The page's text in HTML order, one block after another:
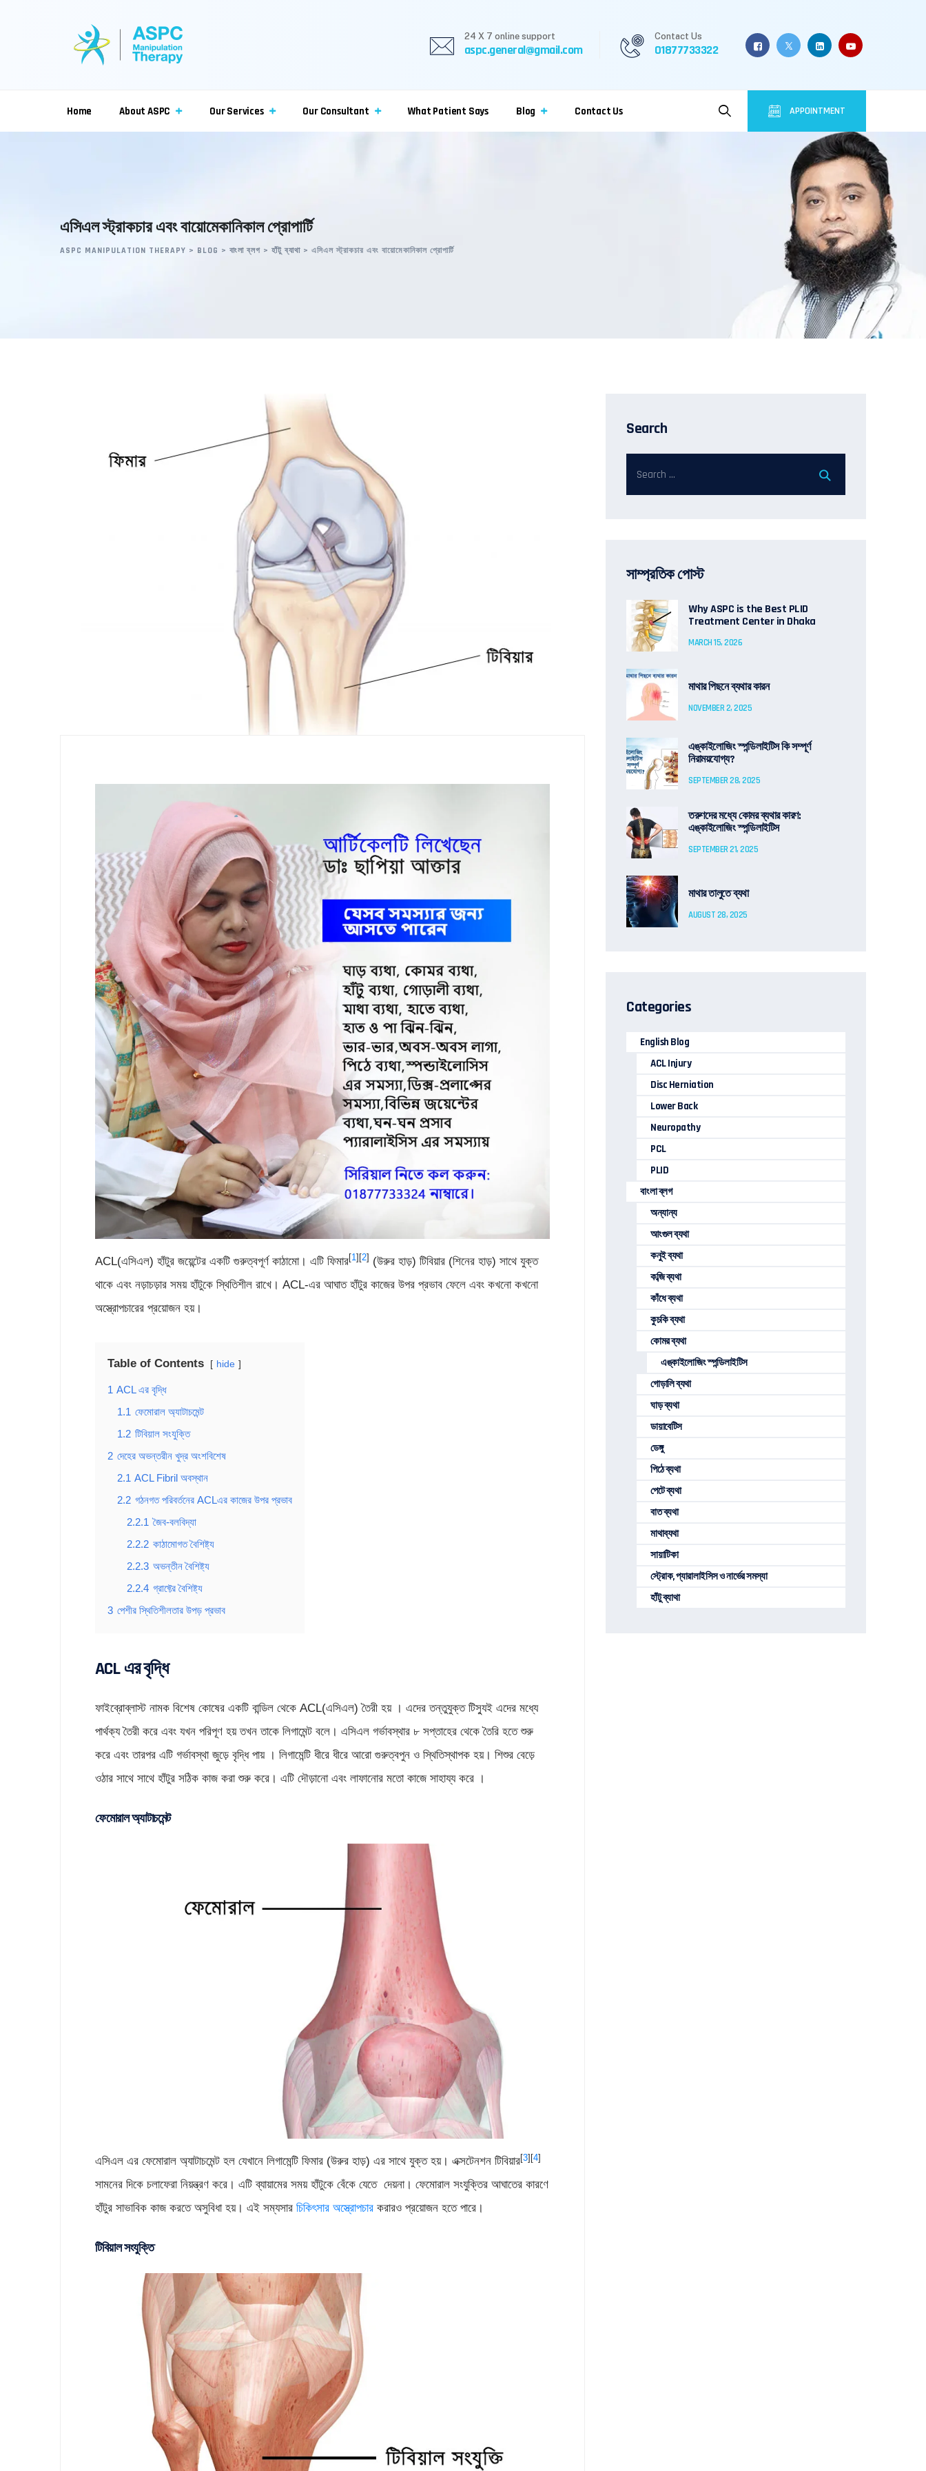
24 X 7 online support
aspc.general@gmail.com
Contact Us
01877733322
Home About ASPC Our Services Our Consultant What Patient Says Blog Contact Us APPOINTMENT
এসিএল স্ট্রাকচার এবং বায়োমেকানিকাল প্রোপার্টি
ASPC MANIPULATION THERAPY > BLOG > বাংলা ব্লগ > হাঁটু ব্যাথা > এসিএল স্ট্রাকচার এবং বায়োমেকানিকাল প্রোপার্টি
ACL(এসিএল) হাঁটুর জয়েন্টের একটি গুরুত্বপূর্ণ কাঠামো। এটি ফিমার[1][2] (উরুর হাড়) টিবিয়ার (শিনের হাড়) সাথে যুক্ত
থাকে এবং নড়াচড়ার সময় হাঁটুকে স্থিতিশীল রাখে। ACL-এর আঘাত হাঁটুর কাজের উপর প্রভাব ফেলে এবং কখনো কখনো
অস্ত্রোপচারের প্রয়োজন হয়।
Table of Contents hide
1 ACL এর বৃদ্ধি
1.1 ফেমোরাল অ্যাটাচমেন্ট
1.2 টিবিয়াল সংযুক্তি
2 দেহের অভন্তরীন খুদ্র অংশবিশেষ
2.1 ACL Fibril অবস্থান
2.2 গঠনগত পরিবর্তনের ACLএর কাজের উপর প্রভাব
2.2.1 জৈব-বলবিদ্যা
2.2.2 কাঠামোগত বৈশিষ্ট্য
2.2.3 অভন্তীন বৈশিষ্ট্য
2.2.4 গ্রাফ্টের বৈশিষ্ট্য
3 পেশীর স্থিতিশীলতার উপড় প্রভাব
ACL এর বৃদ্ধি
ফাইব্রোব্লাস্ট নামক বিশেষ কোষের একটি বান্ডিল থেকে ACL(এসিএল) তৈরী হয় । এদের তন্তুযুক্ত টিস্যুই এদের মধ্যে
পার্থক্য তৈরী করে এবং যখন পরিপূণ হয় তখন তাকে লিগামেন্ট বলে। এসিএল গর্ভাবস্থার ৮ সপ্তাহের থেকে তৈরি হতে শুরু
করে এবং তারপর এটি গর্ভাবস্থা জুড়ে বৃদ্ধি পায় । লিগামেন্টি ধীরে ধীরে আরো গুরুত্বপুন ও স্থিতিস্থাপক হয়। শিশুর বেড়ে
ওঠার সাথে সাথে হাঁটুর সঠিক কাজ করা শুরু করে। এটি দৌড়ানো এবং লাফানোর মতো কাজে সাহায্য করে ।
ফেমোরাল অ্যাটাচমেন্ট
এসিএল এর ফেমোরাল অ্যাটাচমেন্ট হল যেখানে লিগামেন্টি ফিমার (উরুর হাড়) এর সাথে যুক্ত হয়। এক্সটেনশন টিবিয়ার[3][4]
সামনের দিকে চলাফেরা নিয়ন্ত্রণ করে। এটি ব্যায়ামের সময় হাঁটুকে বেঁকে যেতে দেয়না। ফেমোরাল সংযুক্তির আঘাতের কারণে
হাঁটুর সাভাবিক কাজ করতে অসুবিধা হয়। এই সম্যসার চিকিৎসার অস্ত্রোপচার করারও প্রয়োজন হতে পারে।
টিবিয়াল সংযুক্তি
Search
সাম্প্রতিক পোস্ট
Why ASPC is the Best PLID
Treatment Center in Dhaka
MARCH 15, 2026
মাথার পিছনে ব্যথার কারন
NOVEMBER 2, 2025
এঙ্কাইলোজিং স্পন্ডিলাইটিস কি সম্পূর্ণ
নিরাময়যোগ্য?
SEPTEMBER 28, 2025
তরুণদের মধ্যে কোমর ব্যথার কারণ:
এঙ্কাইলোজিং স্পন্ডিলাইটিস
SEPTEMBER 21, 2025
মাথার তালুতে ব্যথা
AUGUST 28, 2025
Categories
English Blog
ACL Injury
Disc Herniation
Lower Back
Neuropathy
PCL
PLID
বাংলা ব্লগ
অন্যান্য
আংগুল ব্যথা
কনুই ব্যথা
কব্জি ব্যথা
কাঁধে ব্যথা
কুচকি ব্যথা
কোমর ব্যথা
এঙ্কাইলোজিং স্পন্ডিলাইটিস
গোড়ালি ব্যথা
ঘাড় ব্যথা
ডায়াবেটিস
ডেঙ্গু
পিঠে ব্যথা
পেটে ব্যথা
বাত ব্যথা
মাথাব্যথা
সায়াটিকা
স্ট্রোক, প্যারালাইসিস ও নার্ভের সমস্যা
হাঁটু ব্যাথা